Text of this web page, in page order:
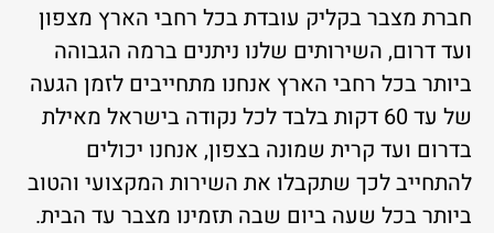
חברת מצבר בקליק עובדת בכל רחבי הארץ מצפון
ועד דרום, השירותים שלנו ניתנים ברמה הגבוהה
ביותר בכל רחבי הארץ אנחנו מתחייבים לזמן הגעה
של עד 60 דקות בלבד לכל נקודה בישראל מאילת
בדרום ועד קרית שמונה בצפון, אנחנו יכולים
להתחייב לכך שתקבלו את השירות המקצועי והטוב
ביותר בכל שעה ביום שבה תזמינו מצבר עד הבית.